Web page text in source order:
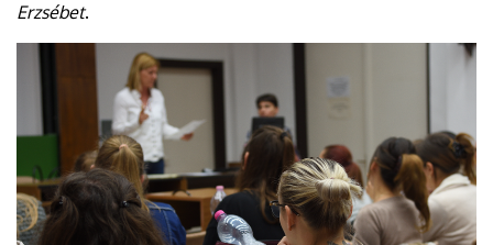
Erzsébet.